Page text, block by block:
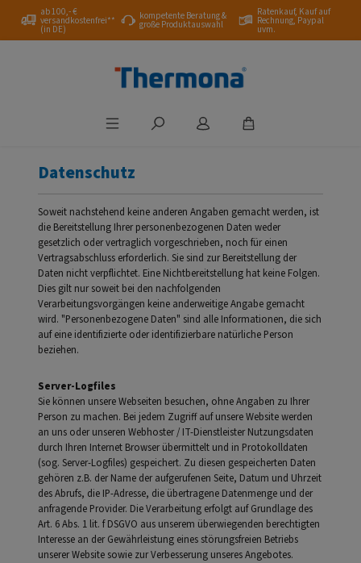
Zum Hauptinhalt springen
ab 100,- €
versandkostenfrei**
(in DE)
kompetente Beratung &
große Produktauswahl
Ratenkauf, Kauf auf
Rechnung, Paypal
uvm.
Datenschutz
Soweit nachstehend keine anderen Angaben gemacht werden, ist
die Bereitstellung Ihrer personenbezogenen Daten weder
gesetzlich oder vertraglich vorgeschrieben, noch für einen
Vertragsabschluss erforderlich. Sie sind zur Bereitstellung der
Daten nicht verpflichtet. Eine Nichtbereitstellung hat keine Folgen.
Dies gilt nur soweit bei den nachfolgenden
Verarbeitungsvorgängen keine anderweitige Angabe gemacht
wird. "Personenbezogene Daten" sind alle Informationen, die sich
auf eine identifizierte oder identifizierbare natürliche Person
beziehen.
Server-Logfiles
Sie können unsere Webseiten besuchen, ohne Angaben zu Ihrer
Person zu machen. Bei jedem Zugriff auf unsere Website werden
an uns oder unseren Webhoster / IT-Dienstleister Nutzungsdaten
durch Ihren Internet Browser übermittelt und in Protokolldaten
(sog. Server-Logfiles) gespeichert. Zu diesen gespeicherten Daten
gehören z.B. der Name der aufgerufenen Seite, Datum und Uhrzeit
des Abrufs, die IP-Adresse, die übertragene Datenmenge und der
anfragende Provider. Die Verarbeitung erfolgt auf Grundlage des
Art. 6 Abs. 1 lit. f DSGVO aus unserem überwiegenden berechtigten
Interesse an der Gewährleistung eines störungsfreien Betriebs
unserer Website sowie zur Verbesserung unseres Angebotes.